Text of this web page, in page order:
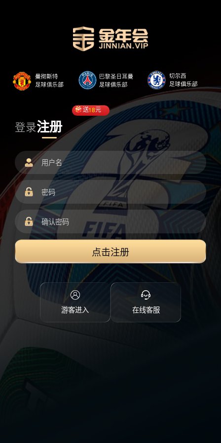
登录注册
送18元
点击注册
游客进入 在线客服